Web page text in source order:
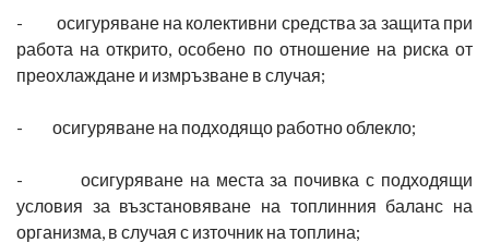
- осигуряване на колективни средства за защита при
работа на открито, особено по отношение на риска от
преохлаждане и измръзване в случая;
- осигуряване на подходящо работно облекло;
- осигуряване на места за почивка с подходящи
условия за възстановяване на топлинния баланс на
организма, в случая с източник на топлина;